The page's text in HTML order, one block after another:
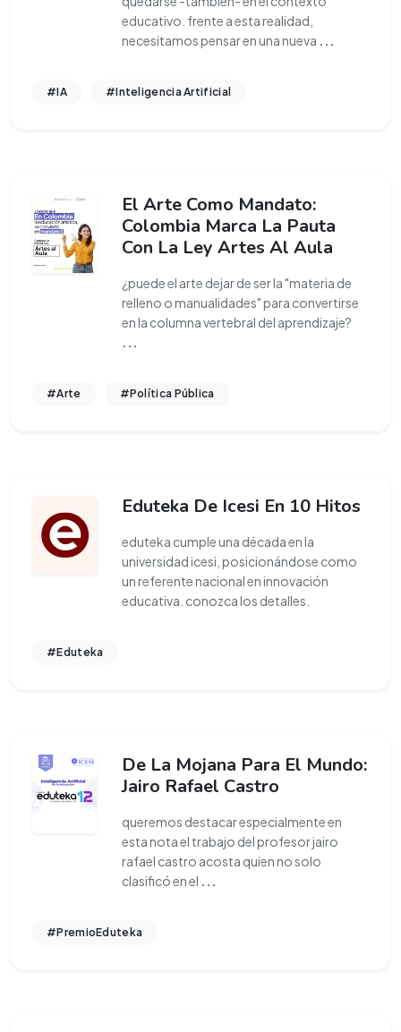
educativo. frente a esta realidad,
necesitamos pensar en una nueva ...
#IA #Inteligencia Artificial
El Arte Como Mandato:
Colombia Marca La Pauta
Con La Ley Artes Al Aula
¿puede el arte dejar de ser la "materia de
relleno o manualidades" para convertirse
en la columna vertebral del aprendizaje?
...
#Arte #Política Pública
Eduteka De Icesi En 10 Hitos
eduteka cumple una década en la
universidad icesi, posicionándose como
un referente nacional en innovación
educativa. conozca los detalles.
#Eduteka
De La Mojana Para El Mundo:
Jairo Rafael Castro
queremos destacar especialmente en
esta nota el trabajo del profesor jairo
rafael castro acosta quien no solo
clasificó en el ...
#PremioEduteka